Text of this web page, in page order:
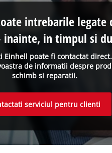
Einhell poate fi contactat
de informatii despre
schimb si reparatii.
intrebarile legate
inainte, in timpul si
serviciul pentru clienti